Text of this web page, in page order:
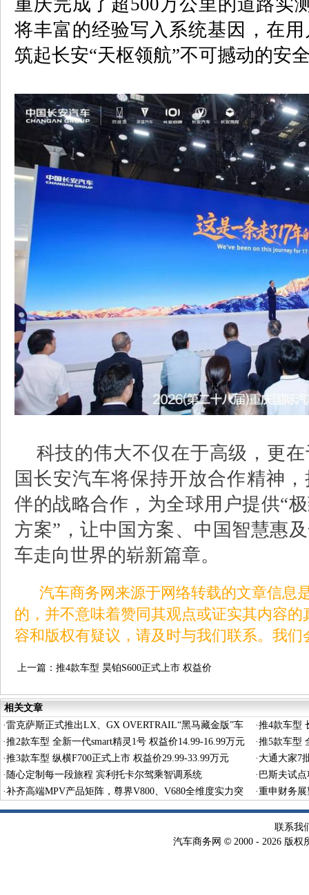
重庆完成了超500 万公里的道路实
将丰富的经验写入系统基因，在
筑起长安“天枢领航”不可撼动的安
科技的伟大不仅在于高级，更在
国长安汽车将保持开放合作精神
伴的战略合作，为全球用户提供“
方案” ，让中国方案、中国智慧惠
车走向世界的崭新篇章。
汽车商务网来源于网络转载的文章信息
的，并不意味着赞同其观点或证实其内容
容和版权有疑议，请及时与我们联系。我
上一篇： 推4款车型 昊铂S600正式上市 权益价
相关文章
·雷克萨斯正式推出LX、GX OVERTRAIL“黑马藏金版”车
型
·推4款车型
·推2款车型 全新一代smart精灵1号 权益价14.99-16.99万元 ·推5款车型
·推3款车型 纵横F700正式上市 权益价29.99-33.99万元 · 大通大家7
· 随心定制每一段旅程 宾利托卡尔驾乘智调系统 · 巴斯夫试
术
·补齐高端MPV产品矩阵，尊界V800、V680全维度实力突
围
·重申财务
联系我
汽车商务网 © 2000 - 2026 版权